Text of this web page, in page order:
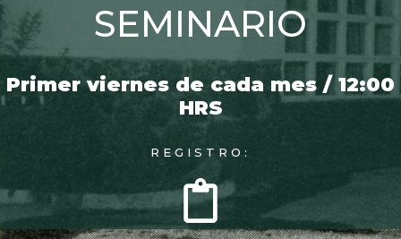
SEMINARIO
Primer viernes de cada mes / 12:00
HRS
REGISTRO: